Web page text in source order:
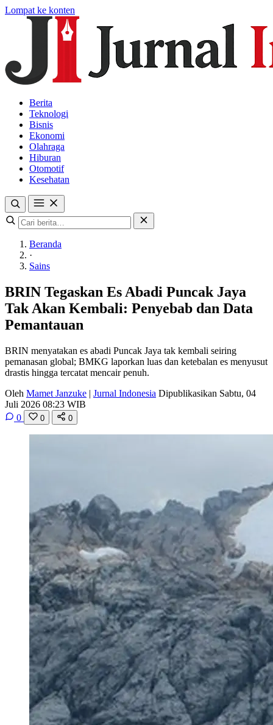
Lompat ke konten
Berita
Teknologi
Bisnis
Ekonomi
Olahraga
Hiburan
Otomotif
Kesehatan
Beranda
·
Sains
BRIN Tegaskan Es Abadi Puncak Jaya
Tak Akan Kembali: Penyebab dan Data
Pemantauan
BRIN menyatakan es abadi Puncak Jaya tak kembali seiring
pemanasan global; BMKG laporkan luas dan ketebalan es menyusut
drastis hingga tercatat mencair penuh.
Oleh Mamet Janzuke | Jurnal Indonesia Dipublikasikan Sabtu, 04
Juli 2026 08:23 WIB
0
0 0